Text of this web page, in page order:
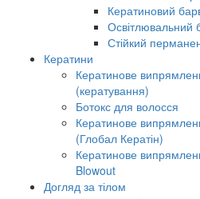
Кератиновий
Освітлювальний
Стійкий
Кератини
Кератинове
(кератування)
Ботокс для волосся
Кератинове
(Глобал Кератін)
Кератинове
Blowout
Догляд за тілом